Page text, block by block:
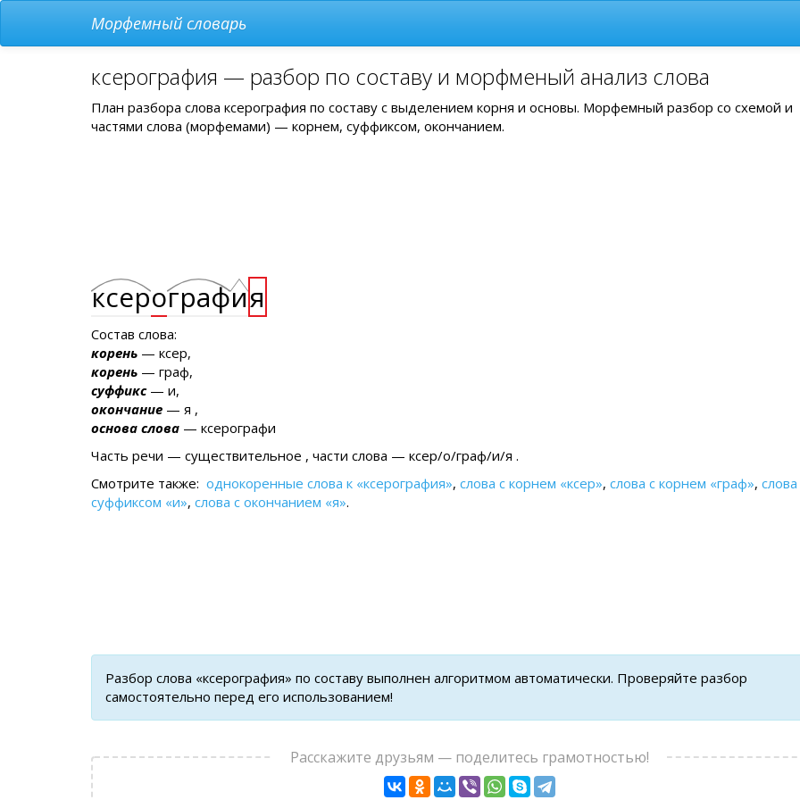
Морфемный словарь
ксерография — разбор по составу и морфменый анализ слова
План разбора слова ксерография по составу с выделением корня и основы. Морфемный разбор со схемой и
частями слова (морфемами) — корнем, суффиксом, окончанием.
ксерография
Состав слова:
корень — ксер,
корень — граф,
суффикс— и,
окончание — я ,
основа слова — ксерографи
Часть речи — существительное , части слова — ксер/о/граф/и/я .
Смотрите также: однокоренные слова к «ксерография», слова с корнем «ксер», слова с корнем «граф», слова
суффиксом «и», слова с окончанием «я».
Разбор слова «ксерография» по составу выполнен алгоритмом автоматически. Проверяйте разбор
самостоятельно перед его использованием!
Расскажите друзьям — поделитесь грамотностью!